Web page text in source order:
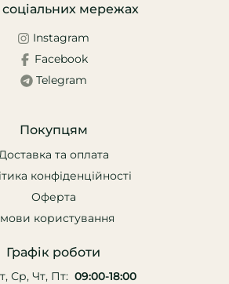
мережах
Instagram
Facebook
Telegram
Покупцям
та оплата
конфіденційності
Оферта
користування
Графік роботи
Ср, Чт, Пт: 09:00-18:00